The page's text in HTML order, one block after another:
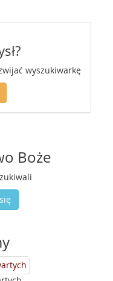
wyszukiwarkę
Boże